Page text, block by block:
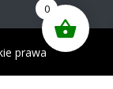
prawa
0